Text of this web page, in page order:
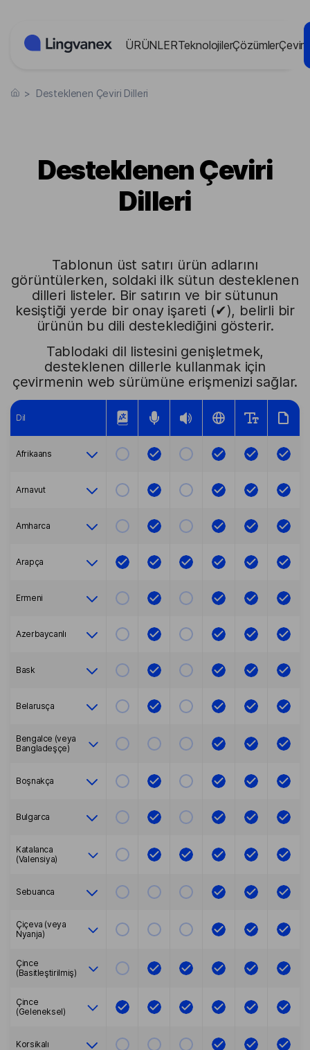
ÜRÜNLERTeknolojilerÇözümlerÇevir
> Desteklenen Çeviri Dilleri
Desteklenen Çeviri
Dilleri
Tablonun üst satırı ürün adlarını
görüntülerken, soldaki ilk sütun desteklenen
dilleri listeler. Bir satırın ve bir sütunun
kesiştiği yerde bir onay işareti (✔), belirli bir
ürünün bu dili desteklediğini gösterir.
Tablodaki dil listesini genişletmek,
desteklenen dillerle kullanmak için
çevirmenin web sürümüne erişmenizi sağlar.
Dil
Afrikaans
Arnavut
Amharca
Arapça
Ermeni
Azerbaycanlı
Bask
Belarusça
Bengalce (veya
Bangladeşçe)
Boşnakça
Bulgarca
Katalanca
(Valensiya)
Sebuanca
Çiçeva (veya
Nyanja)
Çince
(Basitleştirilmiş)
Çince
(Geleneksel)
Korsikalı